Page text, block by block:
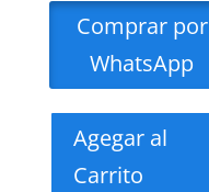
Comprar por
WhatsApp
Agegar al
Carrito